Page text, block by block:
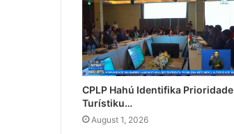
CPLP Hahú Identifika Prioridade
Turístiku…
August 1, 2026